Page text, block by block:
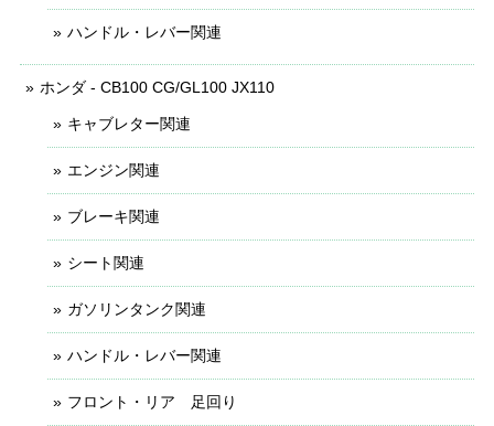
ハンドル・レバー関連
ホンダ - CB100 CG/GL100 JX110
キャブレター関連
エンジン関連
ブレーキ関連
シート関連
ガソリンタンク関連
ハンドル・レバー関連
フロント・リア 足回り